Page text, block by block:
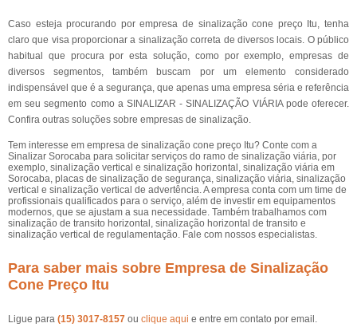
Caso esteja procurando por empresa de sinalização cone preço Itu, tenha
claro que visa proporcionar a sinalização correta de diversos locais. O público
habitual que procura por esta solução, como por exemplo, empresas de
diversos segmentos, também buscam por um elemento considerado
indispensável que é a segurança, que apenas uma empresa séria e referência
em seu segmento como a SINALIZAR - SINALIZAÇÃO VIÁRIA pode oferecer.
Confira outras soluções sobre empresas de sinalização.
Tem interesse em empresa de sinalização cone preço Itu? Conte com a
Sinalizar Sorocaba para solicitar serviços do ramo de sinalização viária, por
exemplo, sinalização vertical e sinalização horizontal, sinalização viária em
Sorocaba, placas de sinalização de segurança, sinalização viária, sinalização
vertical e sinalização vertical de advertência. A empresa conta com um time de
profissionais qualificados para o serviço, além de investir em equipamentos
modernos, que se ajustam a sua necessidade. Também trabalhamos com
sinalização de transito horizontal, sinalização horizontal de transito e
sinalização vertical de regulamentação. Fale com nossos especialistas.
Para saber mais sobre Empresa de Sinalização
Cone Preço Itu
Ligue para (15) 3017-8157 ou clique aqui e entre em contato por email.